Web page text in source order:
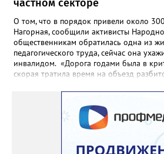
частном секторе
О том, что в порядок привели около
Нагорная, сообщили активисты
общественникам обратилась одна из
педагогического труда, сейчас она
инвалидом. «Дорога годами была в
скорая тратила время на объезд
однажды реанимация не смогла
Жители писали в администрацию
пытались ремонтировать дорогу
– рассказали в ОНФ. Общественники
они добились, чтобы участок
этого потребовалось обратиться в